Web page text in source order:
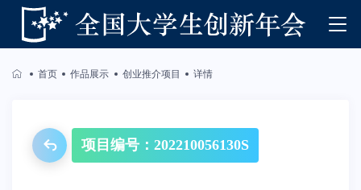
首页 作品展示 创业推介项目 详情
项目编号：202210056130S